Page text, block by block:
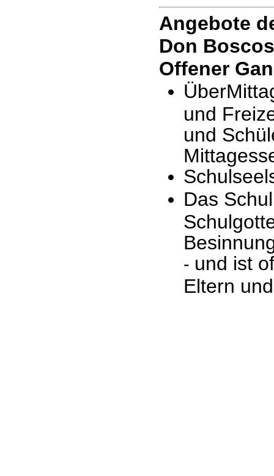
Angebote
Don Boscos
Offener
und
und
Das
- und ist
Eltern